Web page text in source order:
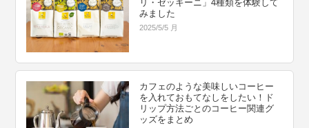
リ・ゼッキーニ」4種類を体験して
みました
2025/5/5 月
カフェのような美味しいコーヒー
を入れておもてなしをしたい！ド
リップ方法ごとのコーヒー関連グ
ッズをまとめ